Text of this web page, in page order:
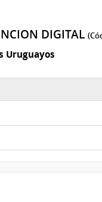
DIGITAL
Uruguayos